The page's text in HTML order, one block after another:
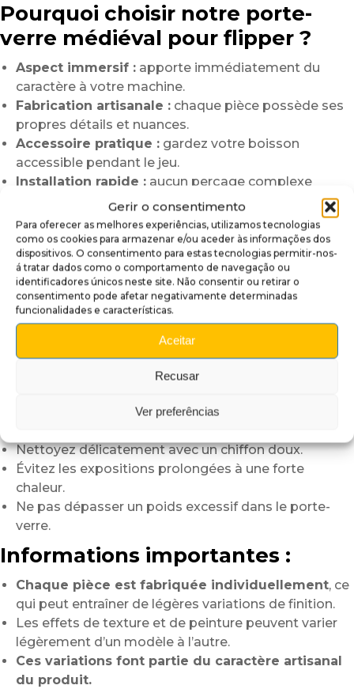
Gerir o consentimento
Para oferecer as melhores experiências, utilizamos tecnologias
como os cookies para armazenar e/ou aceder às informações dos
dispositivos. O consentimento para estas tecnologias permitir-nos-
á tratar dados como o comportamento de navegação ou
identificadores únicos neste site. Não consentir ou retirar o
consentimento pode afetar negativamente determinadas
funcionalidades e características.
Aceitar
Recusar
Ver preferências
Pourquoi choisir notre porte-
verre médiéval pour flipper ?
Aspect immersif : apporte immédiatement du
caractère à votre machine.
Fabrication artisanale : chaque pièce possède ses
propres détails et nuances.
Accessoire pratique : gardez votre boisson
accessible pendant le jeu.
Installation rapide : aucun perçage complexe
Finition premium :rendu plus réaliste et travaillé
qu’un accessoire standard.
Conçu pour les passionnés :idéal pour
personnaliser un flipper fantasy ou médiéval.
Conseils d’utilisation :
Dévissez les deux vis du pied du flipper avant
installation.
Positionnez le support puis revissez simplement
Évitez les produits abrasifs pour préserver la
Nettoyez délicatement avec un chiffon doux.
Évitez les expositions prolongées à une forte
chaleur.
Ne pas dépasser un poids excessif dans le porte-
verre.
Informations importantes :
Chaque pièce est fabriquée individuellement, ce
qui peut entraîner de légères variations de finition.
Les effets de texture et de peinture peuvent varier
légèrement d’un modèle à l’autre.
Ces variations font partie du caractère artisanal
du produit.